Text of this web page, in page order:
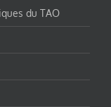
du TAO